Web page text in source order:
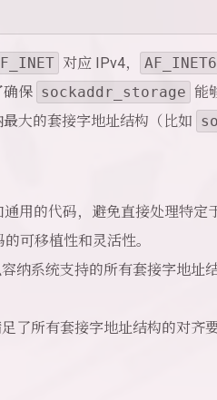
对应 IPv4， AF_INET6
确保 sockaddr_storage 能
大的套接字地址结构（比如
通用的代码，避免直接处理特定
可移植性和灵活性。
纳系统支持的所有套接字地址
了所有套接字地址结构的对齐